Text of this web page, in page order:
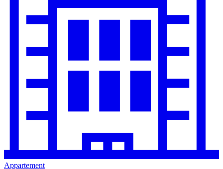
Appartement